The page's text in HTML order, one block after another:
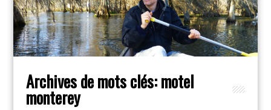
Archives de mots clés:motel
monterey